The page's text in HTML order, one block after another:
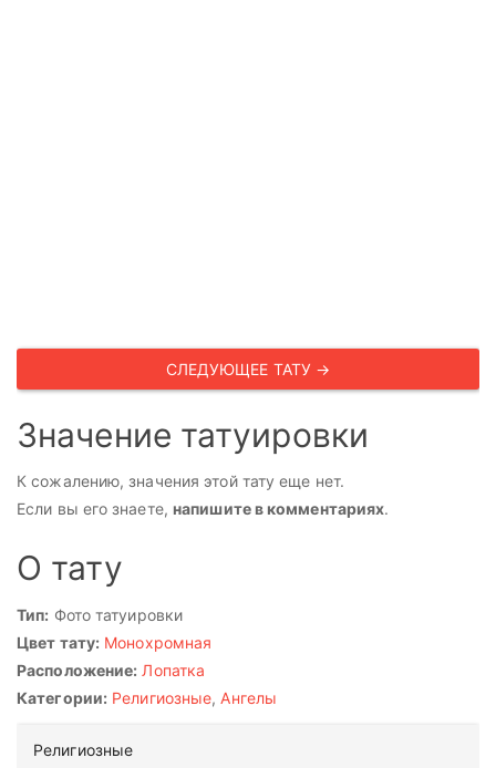
СЛЕДУЮЩЕЕ ТАТУ →
Значение татуировки
К сожалению, значения этой тату еще нет.
Если вы его знаете, напишите в комментариях.
О тату
Тип: Фото татуировки
Цвет тату: Монохромная
Расположение: Лопатка
Категории: Религиозные, Ангелы
Религиозные